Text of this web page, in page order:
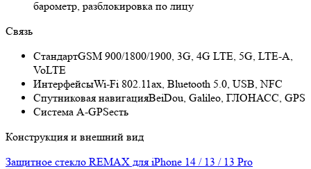
барометр, разблокировка по лицу
Связь
СтандартGSM 900/1800/1900, 3G, 4G LTE, 5G, LTE-A,
VoLTE
ИнтерфейсыWi-Fi 802.11ax, Bluetooth 5.0, USB, NFC
Спутниковая навигацияBeiDou, Galileo, ГЛОНАСС, GPS
Cистема A-GPSесть
Конструкция и внешний вид
Защитное стекло REMAX для iPhone 14 / 13 / 13 Pro